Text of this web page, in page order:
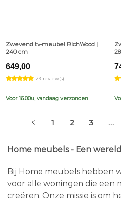
Zwevend tv-meubel RichWood |
240 cm
649,00
29 review(s)
Voor 16.00u, vandaag verzonden
1 2 3 …
Home meubels - Een
Bij Home meubels hebben
voor alle woningen die een
creëren. Onze missie is om